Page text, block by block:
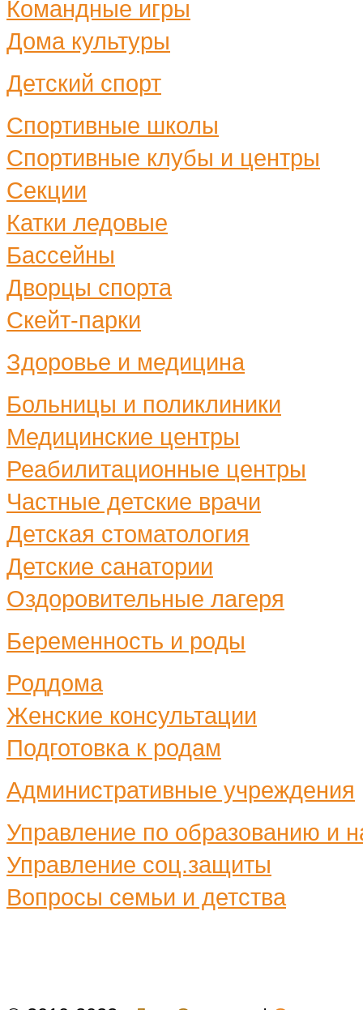
Командные игры
Дома культуры
Детский спорт
Спортивные школы
Спортивные клубы и центры
Секции
Катки ледовые
Бассейны
Дворцы спорта
Скейт-парки
Здоровье и медицина
Больницы и поликлиники
Медицинские центры
Реабилитационные центры
Частные детские врачи
Детская стоматология
Детские санатории
Оздоровительные лагеря
Беременность и роды
Роддома
Женские консультации
Подготовка к родам
Административные учреждения
Управление по образованию и
Управление соц.защиты
Вопросы семьи и детства